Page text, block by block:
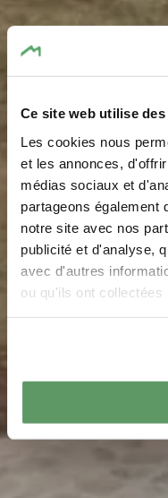
Ce site web utilise
Les cookies nous
et les annonces,
médias sociaux et
partageons également
notre site avec nos
publicité et d'analyse,
avec d'autres
ou qu'ils ont
der
Wo? 3,